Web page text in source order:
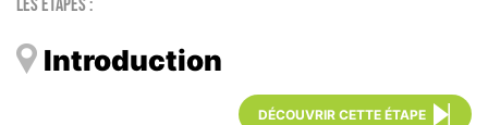
Les étapes :
Introduction
DÉCOUVRIR CETTE ÉTAPE